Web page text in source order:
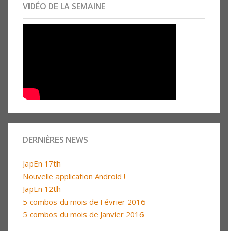
VIDÉO DE LA SEMAINE
DERNIÈRES NEWS
JapEn 17th
Nouvelle application Android !
JapEn 12th
5 combos du mois de Février 2016
5 combos du mois de Janvier 2016